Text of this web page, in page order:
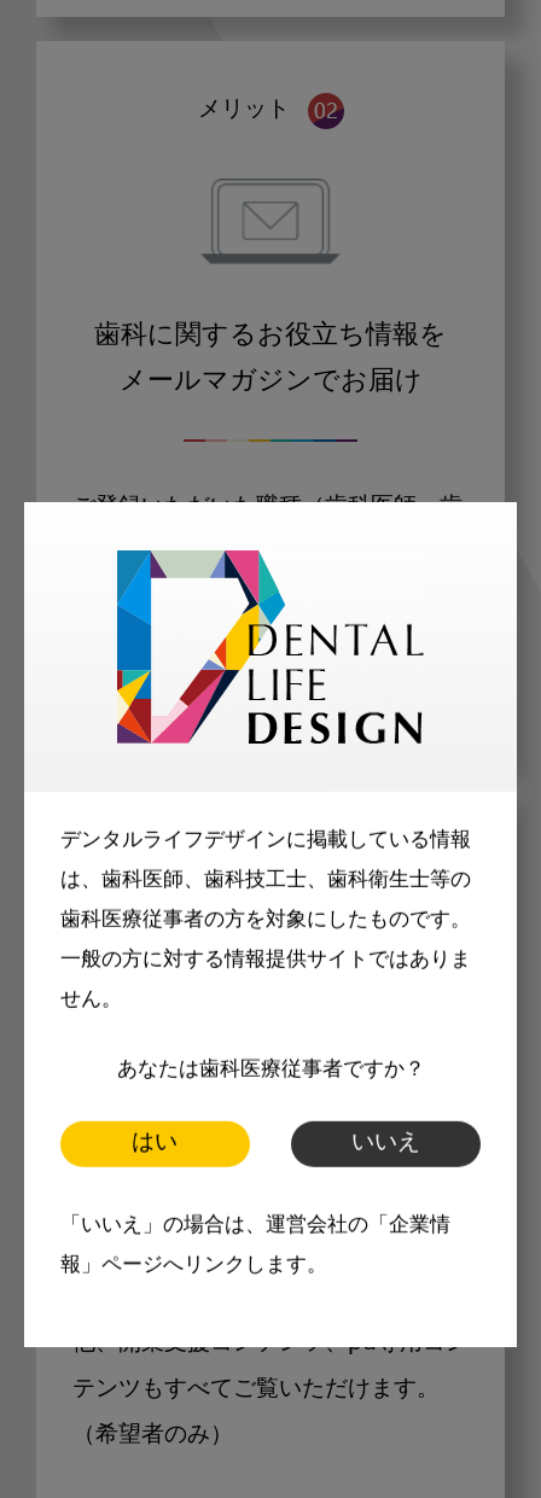
デンタルライフデザインに掲載している情報
は、歯科医師、歯科技工士、歯科衛生士等の
歯科医療従事者の方を対象にしたものです。
一般の方に対する情報提供サイトではありま
せん。
あなたは歯科医療従事者ですか？
はい いいえ
「いいえ」の場合は、運営会社の「企業情
報」ページへリンクします。
メリット
歯科に関するお役立ち情報を
メールマガジンでお届け
ご登録いただいた職種（歯科医師、歯
科衛生士、歯科技工士）に合わせた内
容のメールマガジンをお届けします。
メリット
Internet DOに掲載されている
製品価格も閲覧可能
Internet DOに掲載されている製品の
他、開業支援コンテンツ、pd専用コン
テンツもすべてご覧いただけます。
（希望者のみ）